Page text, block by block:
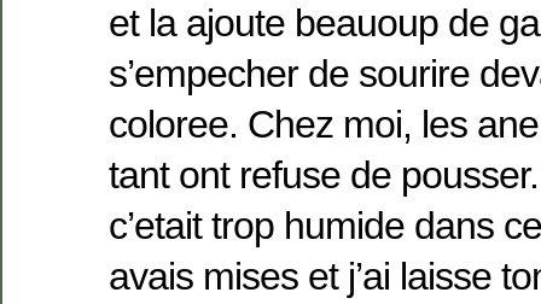
et la ajoute beauoup de
s’empecher de sourire
coloree. Chez moi, les
tant ont refuse de
c’etait trop humide dans
avais mises et j’ai laisse